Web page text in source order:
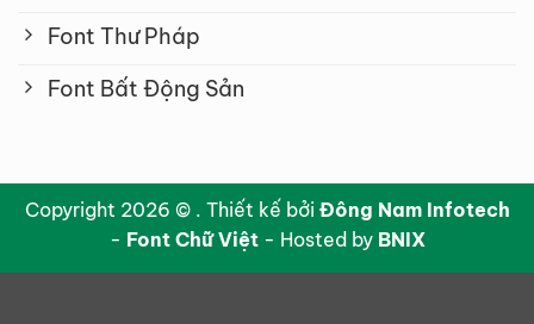
Font Thư Pháp
Font Bất Động Sản
Copyright 2026 © . Thiết kế bởi Đông Nam Infotech
- Font Chữ Việt- Hosted by BNIX